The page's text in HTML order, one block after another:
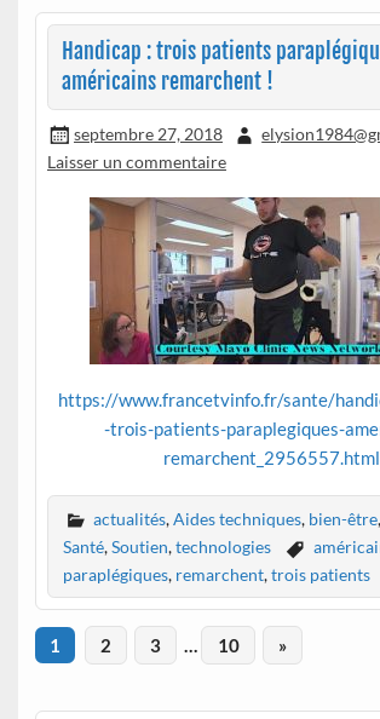
Handicap : trois patients
américains remarchent !
septembre 27, 2018
Laisser un commentaire
https://www.francetvinfo.fr/sante/
-trois-patients-paraplegiques-
remarchent_2956557.html
actualités,Aides techniques, bien-être,
Santé,Soutien,technologies
paraplégiques, remarchent,trois patients
1 2 3 … 10 »